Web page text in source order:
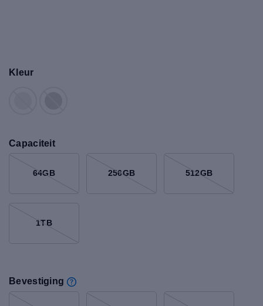
Kleur
Capaciteit
64GB 256GB 512GB
1TB
Bevestiging